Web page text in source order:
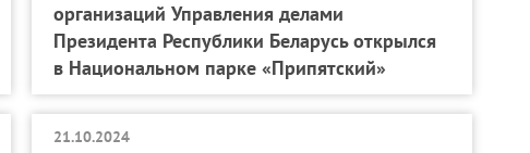
организаций Управления делами
Президента Республики Беларусь открылся
в Национальном парке «Припятский»
21.10.2024